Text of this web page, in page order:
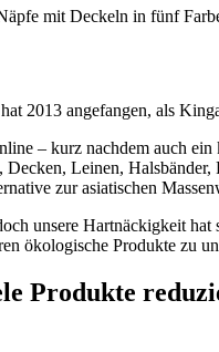
mit Deckeln in fünf
2013 angefangen, als
– kurz nachdem auch
Decken, Leinen,
zur asiatischen
unsere Hartnäckigkeit
ökologische Produkte zu
Produkte